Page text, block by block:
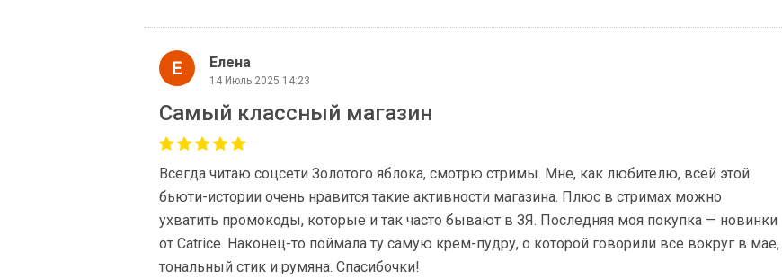
Елена
14 Июль 2025 14:23
Самый классный магазин
Всегда читаю соцсети Золотого яблока, смотрю стримы. Мне, как любителю, всей этой
бьюти-истории очень нравится такие активности магазина. Плюс в стримах можно
ухватить промокоды, которые и так часто бывают в ЗЯ. Последняя моя покупка — новинки
от Catrice. Наконец-то поймала ту самую крем-пудру, о которой говорили все вокруг в мае,
тональный стик и румяна. Спасибочки!